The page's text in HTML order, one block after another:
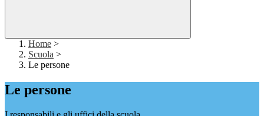
Home >
Scuola >
Le persone
Le persone